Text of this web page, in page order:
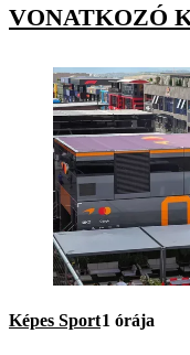
VONATKOZÓ
Képes Sport1 órája